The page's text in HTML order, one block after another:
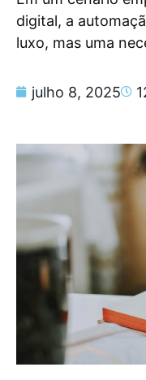
digital, a
luxo, mas uma
julho 8, 2025